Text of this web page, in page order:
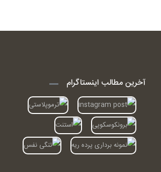
آخرین مطالب اینستاگرام